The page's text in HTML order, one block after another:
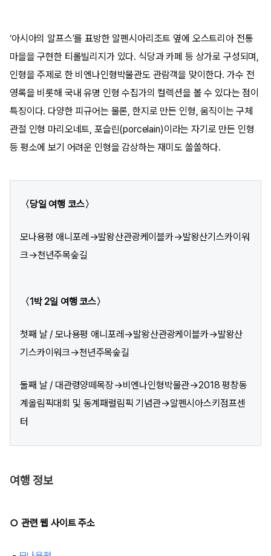
‘아시아의 알프스’를 표방한 알펜시아리조트 옆에 오스트리아 전통
마을을 구현한 티롤빌리지가 있다. 식당과 카페 등 상가로 구성되며,
인형을 주제로 한 비엔나인형박물관도 관람객을 맞이한다. 가수 전
영록을 비롯해 국내 유명 인형 수집가의 컬렉션을 볼 수 있다는 점이
특징이다. 다양한 피규어는 물론, 한지로 만든 인형, 움직이는 구체
관절 인형 마리오네트, 포슬린(porcelain)이라는 자기로 만든 인형
등 평소에 보기 어려운 인형을 감상하는 재미도 쏠쏠하다.
〈당일 여행 코스〉
모나용평 애니포레→발왕산관광케이블카→발왕산기스카이워
크→천년주목숲길
〈1박 2일 여행 코스〉
첫째 날 / 모나용평 애니포레→발왕산관광케이블카→발왕산
기스카이워크→천년주목숲길
둘째 날 / 대관령양떼목장→비엔나인형박물관→2018 평창동
계올림픽대회 및 동계패럴림픽 기념관→알펜시아스키점프센
터
여행 정보
○ 관련 웹 사이트 주소